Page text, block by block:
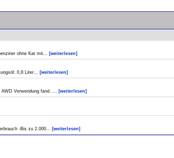
ohne Kat mit... [weiterlesen]
0,8 Liter... [weiterlesen]
Verwendung fand. ... [weiterlesen]
-Bis zu 2.000... [weiterlesen]